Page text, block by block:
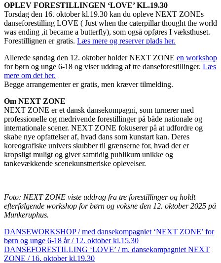
OPLEV FORESTILLINGEN ‘LOVE’ KL.19.30
Torsdag den 16. oktober kl.19.30 kan du opleve NEXT ZONEs
danseforestilling LOVE ( Just when the caterpillar thought the world
was ending ,it became a butterfly), som også opføres I væksthuset.
Forestillignen er gratis. Læs mere og reserver plads her.
Allerede søndag den 12. oktober holder NEXT ZONE en workshop
for børn og unge 6-18 og viser uddrag af tre danseforestillinger. Læs
mere om det her.
Begge arrangementer er gratis, men kræver tilmelding.
Om NEXT ZONE
NEXT ZONE er et dansk dansekompagni, som turnerer med
professionelle og medrivende forestillinger på både nationale og
internationale scener. NEXT ZONE fokuserer på at udfordre og
skabe nye opfattelser af, hvad dans som kunstart kan. Deres
koreografiske univers skubber til grænserne for, hvad der er
kropsligt muligt og giver samtidig publikum unikke og
tankevækkende scenekunstneriske oplevelser.
Foto: NEXT ZONE viste uddrag fra tre forestillinger og holdt
efterfølgende workshop for børn og voksne den 12. oktober 2025 på
Munkeruphus.
DANSEWORKSHOP / med dansekompagniet ‘NEXT ZONE’ for
børn og unge 6-18 år / 12. oktober kl.15.30
DANSEFORESTILLING ‘LOVE’ / m. dansekompagniet NEXT
ZONE / 16. oktober kl.19.30